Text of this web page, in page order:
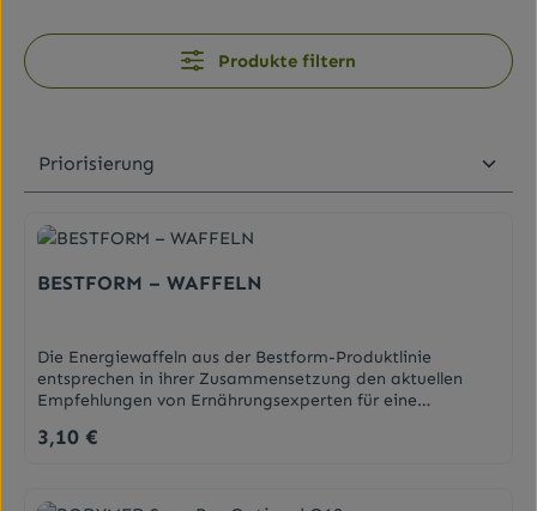
Produkte filtern
BESTFORM – WAFFELN
Die Energiewaffeln aus der Bestform-Produktlinie
entsprechen in ihrer Zusammensetzung den aktuellen
Empfehlungen von Ernährungsexperten für eine
eiweißoptimierte Ernährungsweise. Die Energiewaffeln
Regulärer Preis:
3,10 €